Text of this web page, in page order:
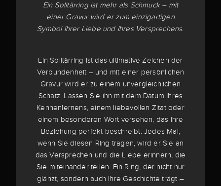
Ein Solitärring ist mehr als Schmuck – mit
einer Gravur wird er zum einzigartigen
Symbol Ihrer Liebe und Ihres Versprechens.
Ein Solitärring ist das ultimative Zeichen der
Verbundenheit – und mit einer persönlichen
Gravur wird er zu einem unvergleichlichen
Schatz. Lassen Sie ihn mit dem Datum Ihres
Kennenlernens, einem liebevollen Zitat oder
einem besonderen Wort versehen, das Ihre
Beziehung perfekt beschreibt. Jedes Mal,
wenn Sie diesen Ring tragen, wird er Sie an
das Versprechen und die Liebe erinnern, die
Sie miteinander teilen. Ein Ring, der nicht nur
glänzt, sondern auch Ihre Geschichte trägt –